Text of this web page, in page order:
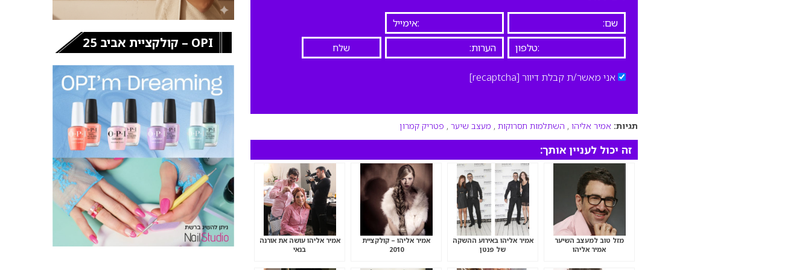
אני מאשר/ת קבלת דיוור [recaptcha]
תגיות: אמיר אליהו , השתלמות תסרוקות , מעצב שיער , פטריק קמרון
זה יכול לעניין אותך:
מזל טוב למעצב השיער
אמיר אליהו
אמיר אליהו באירוע ההשקה
של פנטן
אמיר אליהו – קולקציית
2010
אמיר אליהו עושה את אורנה
בנאי
OPI – קולקציית אביב 25